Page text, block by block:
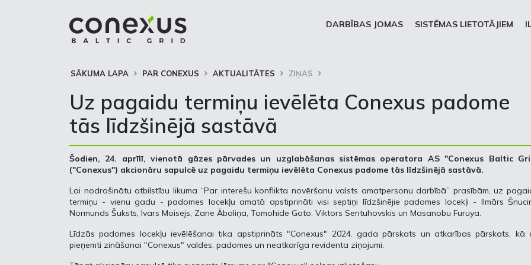
DARBĪBAS JOMAS SISTĒMAS LIETOTĀJIEM
SĀKUMA LAPA PAR CONEXUS AKTUALITĀTES ZIŅAS
Uz pagaidu termiņu ievēlēta Conexus padome
tās līdzšinējā sastāvā
Šodien, 24. aprīlī, vienotā gāzes pārvades un uzglabāšanas sistēmas operatora AS "Conexus Baltic
("Conexus") akcionāru sapulcē uz pagaidu termiņu ievēlēta Conexus padome tās līdzšinējā sastāvā.
Lai nodrošinātu atbilstību likuma “Par interešu konflikta novēršanu valsts amatpersonu darbībā” prasībām, uz
termiņu - vienu gadu - padomes locekļu amatā apstiprināti visi septiņi līdzšinējie padomes locekļi - Ilmārs
Normunds Šuksts, Ivars Moisejs, Zane Āboliņa, Tomohide Goto, Viktors Sentuhovskis un Masanobu Furuya.
Līdzās padomes locekļu ievēlēšanai tika apstiprināts "Conexus" 2024. gada pārskats un atkarības pārskats, kā
pieņemti zināšanai "Conexus" valdes, padomes un neatkarīga revidenta ziņojumi.